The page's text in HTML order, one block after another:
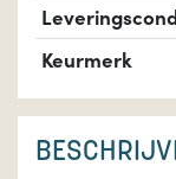
Keurmerk